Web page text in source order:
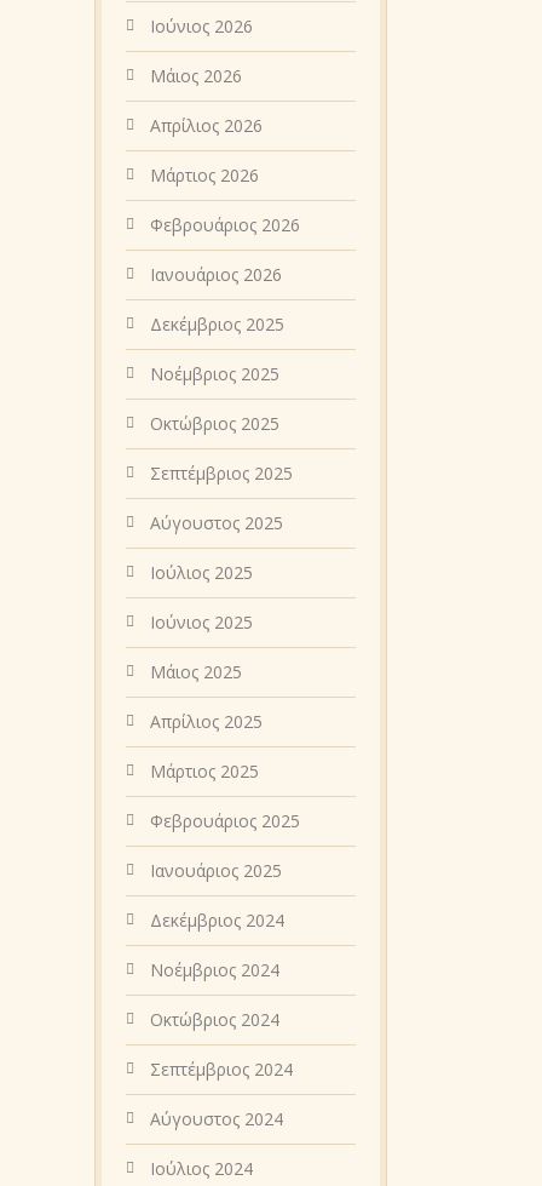
Ιούνιος 2026
Μάιος 2026
Απρίλιος 2026
Μάρτιος 2026
Φεβρουάριος 2026
Ιανουάριος 2026
Δεκέμβριος 2025
Νοέμβριος 2025
Οκτώβριος 2025
Σεπτέμβριος 2025
Αύγουστος 2025
Ιούλιος 2025
Ιούνιος 2025
Μάιος 2025
Απρίλιος 2025
Μάρτιος 2025
Φεβρουάριος 2025
Ιανουάριος 2025
Δεκέμβριος 2024
Νοέμβριος 2024
Οκτώβριος 2024
Σεπτέμβριος 2024
Αύγουστος 2024
Ιούλιος 2024